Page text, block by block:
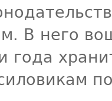
В него
года